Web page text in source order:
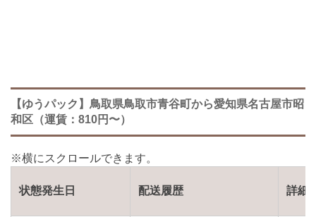
【ゆうパック】鳥取県鳥取市青谷町から愛知県名古屋市昭
和区（運賃：810円〜）
状態発生日 配送履歴 詳細